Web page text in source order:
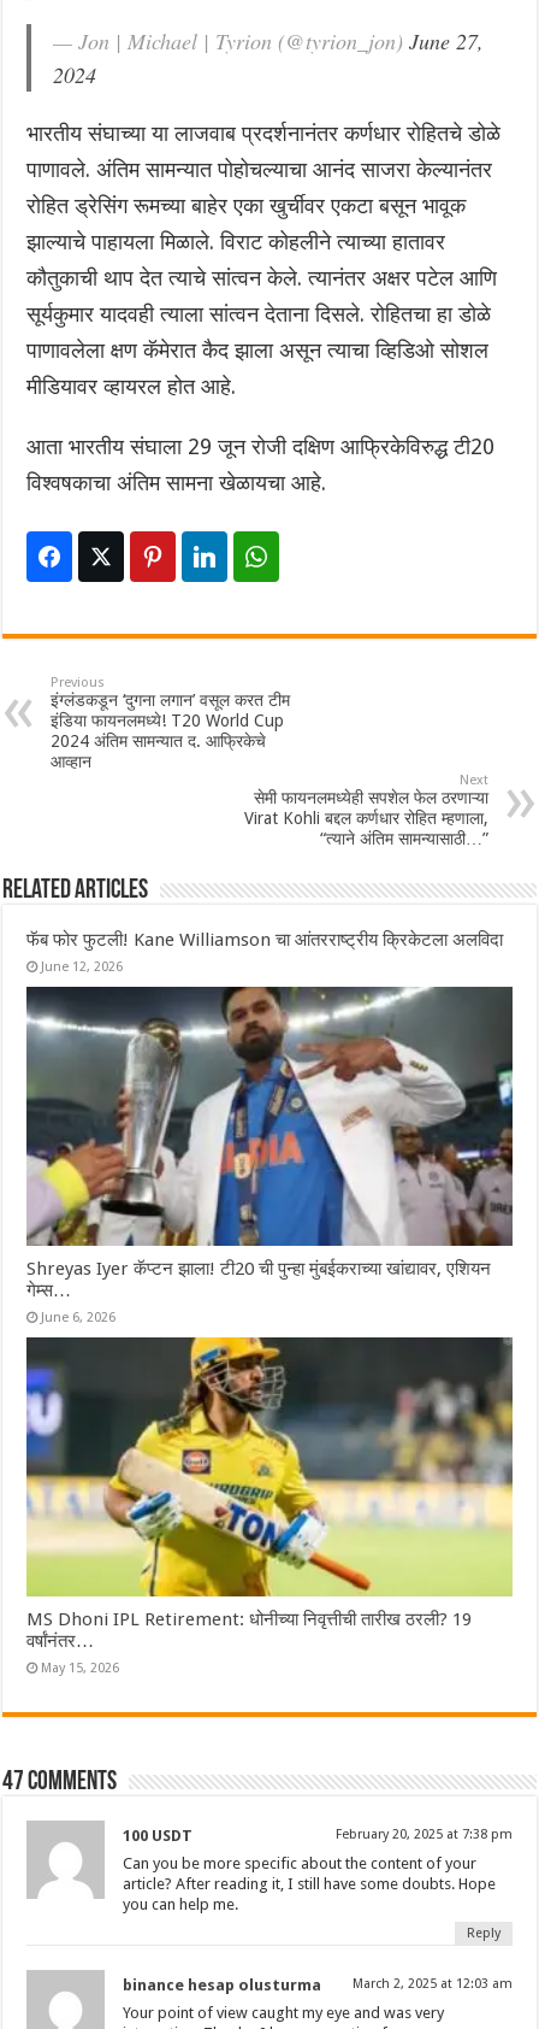
— Jon | Michael | Tyrion (@tyrion_jon)June 27,
2024
भारतीय संघाच्या या लाजवाब प्रदर्शनानंतर कर्णधार रोहितचे डोळे
पाणावले. अंतिम सामन्यात पोहोचल्याचा आनंद साजरा केल्यानंतर
रोहित ड्रेसिंग रूमच्या बाहेर एका खुर्चीवर एकटा बसून भावूक
झाल्याचे पाहायला मिळाले. विराट कोहलीने त्याच्या हातावर
कौतुकाची थाप देत त्याचे सांत्वन केले. त्यानंतर अक्षर पटेल आणि
सूर्यकुमार यादवही त्याला सांत्वन देताना दिसले. रोहितचा हा डोळे
पाणावलेला क्षण कॅमेरात कैद झाला असून त्याचा व्हिडिओ सोशल
मीडियावर व्हायरल होत आहे.
आता भारतीय संघाला 29 जून रोजी दक्षिण आफ्रिकेविरुद्ध टी20
विश्वषकाचा अंतिम सामना खेळायचा आहे.
Previous
इंग्लंडकडून ‘दुगना लगान’ वसूल करत टीम
इंडिया फायनलमध्ये! T20 World Cup
2024 अंतिम सामन्यात द. आफ्रिकेचे
आव्हान
Next
सेमी फायनलमध्येही सपशेल फेल ठरणाऱ्या
Virat Kohli बद्दल कर्णधार रोहित म्हणाला,
“त्याने अंतिम सामन्यासाठी…”
Related Articles
फॅब फोर फुटली! Kane Williamson चा आंतरराष्ट्रीय क्रिकेटला अलविदा
June 12, 2026
Shreyas Iyer कॅप्टन झाला! टी20 ची पुन्हा मुंबईकराच्या खांद्यावर, एशियन
गेम्स…
June 6, 2026
MS Dhoni IPL Retirement: धोनीच्या निवृत्तीची तारीख ठरली? 19
वर्षांनंतर…
May 15, 2026
47 comments
100 USDT February 20, 2025 at 7:38 pm
Can you be more specific about the content of your
article? After reading it, I still have some doubts. Hope
you can help me.
Reply
binance hesap olusturma March 2, 2025 at 12:03 am
Your point of view caught my eye and was very